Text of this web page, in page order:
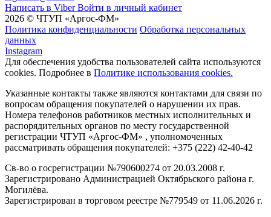
Написать в Viber Войти в личный кабинет
2026 © ЧТУП «Аргос-ФМ»
Политика конфиденциальности Обработка персональных
данных
Instagram
Для обеспечения удобства пользователей сайта используются
cookies. Подробнее в Политике использования cookies.
Указанные контакты также являются контактами для связи по
вопросам обращения покупателей о нарушении их прав.
Номера телефонов работников местных исполнительных и
распорядительных органов по месту государственной
регистрации ЧТУП «Аргос-ФМ» , уполномоченных
рассматривать обращения покупателей: +375 (222) 42-40-42
Св-во о госрегистрации №790600274 от 20.03.2008 г.
Зарегистрировано Администрацией Октябрьского района г.
Могилёва.
Зарегистрирован в торговом реестре №779549 от 11.06.2026 г.